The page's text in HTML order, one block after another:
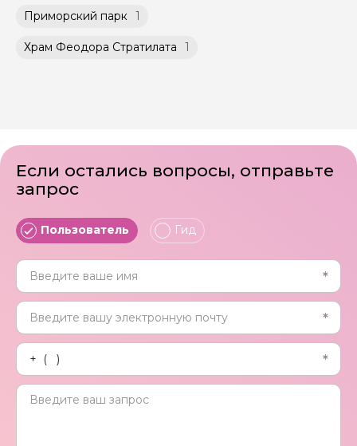
Способы оплаты на сайте: Картой
российского банка можно оплатить любую
экскурсию.
Приморский парк 1
Храм Феодора Стратилата 1
Если остались вопросы, отправьте
запрос
Пользователь Гид